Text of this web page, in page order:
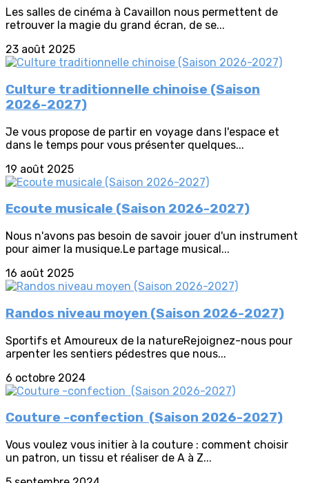
Les salles de cinéma à Cavaillon nous permettent de
retrouver la magie du grand écran, de se...
23 août 2025
Culture traditionnelle chinoise (Saison
2026-2027)
Je vous propose de partir en voyage dans l'espace et
dans le temps pour vous présenter quelques...
19 août 2025
Ecoute musicale (Saison 2026-2027)
Nous n'avons pas besoin de savoir jouer d'un instrument
pour aimer la musique.Le partage musical...
16 août 2025
Randos niveau moyen (Saison 2026-2027)
Sportifs et Amoureux de la natureRejoignez-nous pour
arpenter les sentiers pédestres que nous...
6 octobre 2024
Couture -confection (Saison 2026-2027)
Vous voulez vous initier à la couture : comment choisir
un patron, un tissu et réaliser de A à Z...